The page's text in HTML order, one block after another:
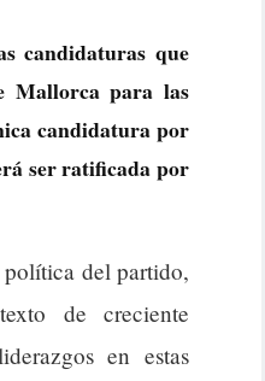
candidaturas que
Mallorca para las
candidatura por
ser ratificada por
política del partido,
de creciente
en estas